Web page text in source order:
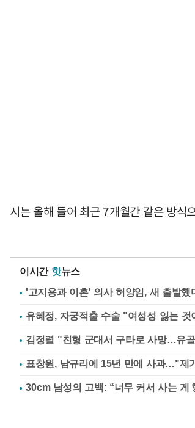
시는 올해 들어 최근 7개월간 같은 방
이시간 핫뉴스
'고지용과 이혼' 의사 허양임, 새 출발했
유혜정, 자궁적출 수술 "여성성 잃는
김정렬 "친형 군대서 구타로 사망…유
표창원, 남규리에 15년 만에 사과…"제